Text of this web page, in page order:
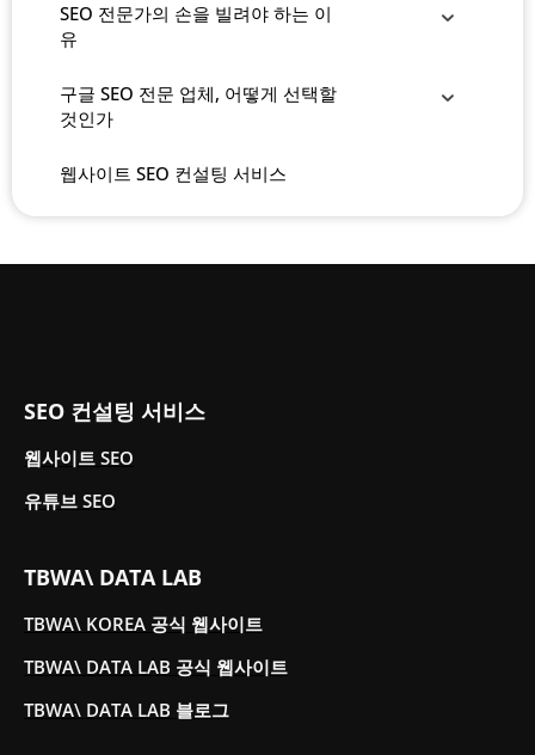
SEO 전문가의 손을 빌려야 하는 이
유
구글 SEO 전문 업체, 어떻게 선택할
것인가
웹사이트 SEO 컨설팅 서비스
SEO 컨설팅 서비스
웹사이트 SEO
유튜브 SEO
TBWA\ DATA LAB
TBWA\ KOREA 공식 웹사이트
TBWA\ DATA LAB 공식 웹사이트
TBWA\ DATA LAB 블로그